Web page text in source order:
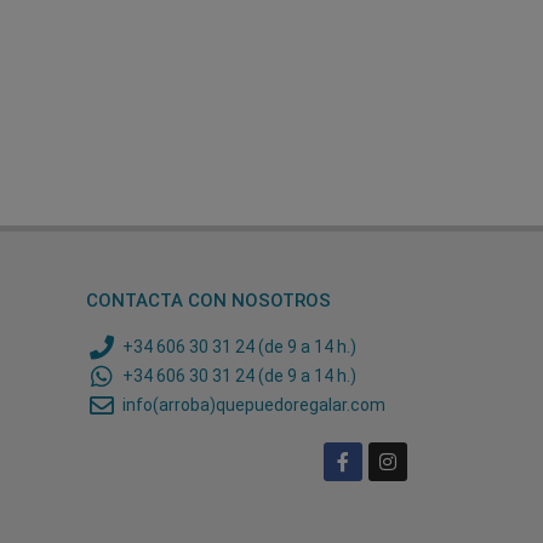
CONTACTA CON NOSOTROS
+34 606 30 31 24 (de 9 a 14 h.)
+34 606 30 31 24 (de 9 a 14 h.)
info(arroba)quepuedoregalar.com